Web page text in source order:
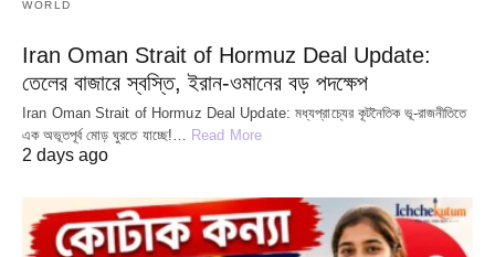
WORLD
Iran Oman Strait of Hormuz Deal Update:
তেলের বাজারে স্বস্তি, ইরান-ওমানের বড় পদক্ষেপ
Iran Oman Strait of Hormuz Deal Update: মধ্যপ্রাচ্যের কূটনৈতিক ভূ-রাজনীতিতে
এক অভূতপূর্ব মোড় ঘুরতে যাচ্ছে!… Read More
2 days ago